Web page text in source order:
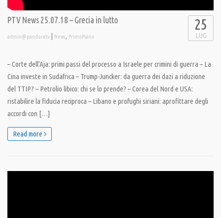
PTV News 25.07.18 – Grecia in lutto
admin@pandoratv | News, PrimoPiano
25
LUG
– Corte dell’Aja: primi passi del processo a Israele per crimini di guerra – La
Cina investe in Sudafrica – Trump-Juncker: da guerra dei dazi a riduzione
del TTIP? – Petrolio libico: chi se lo prende? – Corea del Nord e USA:
ristabilire la fiducia reciproca – Libano e profughi siriani: aprofittare degli
accordi con […]
Read more